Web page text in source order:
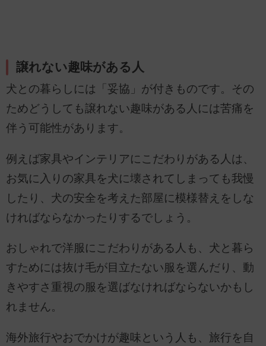
譲れない趣味がある人
犬との暮らしには「妥協」が付きものです。その
ためどうしても譲れない趣味がある人には苦痛を
伴う可能性があります。
例えば家具やインテリアにこだわりがある人は、
お気に入りの家具を犬に壊されてしまっても我慢
したり、犬の安全を考えた部屋に模様替えをしな
ければならなかったりするでしょう。
おしゃれで洋服にこだわりがある人も、犬と暮ら
すためには抜け毛が目立たない服を選んだり、動
きやすさ重視の服を選ばなければならないかもし
れません。
海外旅行やおでかけが趣味という人も、旅行を自